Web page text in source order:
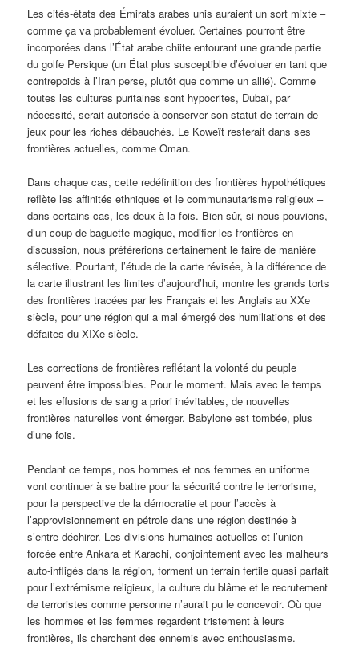
Les cités-états des Émirats arabes unis auraient un sort mixte –
comme ça va probablement évoluer. Certaines pourront être
incorporées dans l’État arabe chiite entourant une grande partie
du golfe Persique (un État plus susceptible d’évoluer en tant que
contrepoids à l’Iran perse, plutôt que comme un allié). Comme
toutes les cultures puritaines sont hypocrites, Dubaï, par
nécessité, serait autorisée à conserver son statut de terrain de
jeux pour les riches débauchés. Le Koweït resterait dans ses
frontières actuelles, comme Oman.
Dans chaque cas, cette redéfinition des frontières hypothétiques
reflète les affinités ethniques et le communautarisme religieux –
dans certains cas, les deux à la fois. Bien sûr, si nous pouvions,
d’un coup de baguette magique, modifier les frontières en
discussion, nous préférerions certainement le faire de manière
sélective. Pourtant, l’étude de la carte révisée, à la différence de
la carte illustrant les limites d’aujourd’hui, montre les grands torts
des frontières tracées par les Français et les Anglais au XXe
siècle, pour une région qui a mal émergé des humiliations et des
défaites du XIXe siècle.
Les corrections de frontières reflétant la volonté du peuple
peuvent être impossibles. Pour le moment. Mais avec le temps
et les effusions de sang a priori inévitables, de nouvelles
frontières naturelles vont émerger. Babylone est tombée, plus
d’une fois.
Pendant ce temps, nos hommes et nos femmes en uniforme
vont continuer à se battre pour la sécurité contre le terrorisme,
pour la perspective de la démocratie et pour l’accès à
l’approvisionnement en pétrole dans une région destinée à
s’entre-déchirer. Les divisions humaines actuelles et l’union
forcée entre Ankara et Karachi, conjointement avec les malheurs
auto-infligés dans la région, forment un terrain fertile quasi parfait
pour l’extrémisme religieux, la culture du blâme et le recrutement
de terroristes comme personne n’aurait pu le concevoir. Où que
les hommes et les femmes regardent tristement à leurs
frontières, ils cherchent des ennemis avec enthousiasme.